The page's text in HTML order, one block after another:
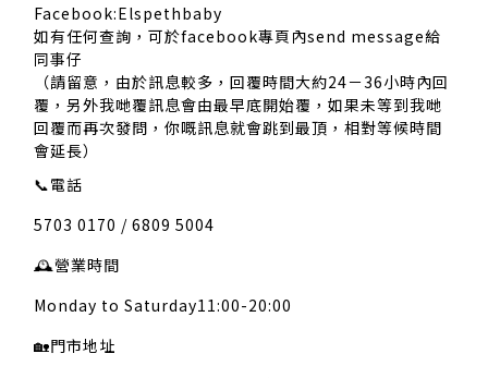
Facebook:Elspethbaby
如有任何查詢，可於facebook專頁內send message給
同事仔
（請留意，由於訊息較多，回覆時間大約24－36小時內回
覆，另外我哋覆訊息會由最早底開始覆，如果未等到我哋
回覆而再次發問，你嘅訊息就會跳到最頂，相對等候時間
會延長）
📞電話
5703 0170 / 6809 5004
🕰️營業時間
Monday to Saturday11:00-20:00
🏡門市地址